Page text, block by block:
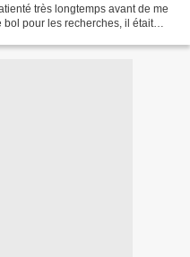
très longtemps avant de me
pour les recherches, il était